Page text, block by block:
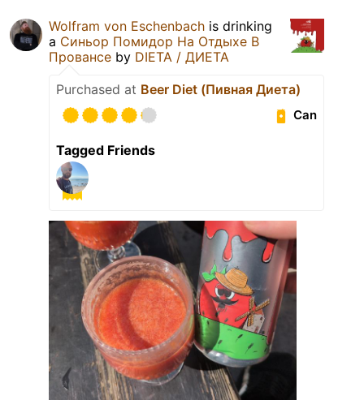
Wolfram von Eschenbach is drinking
a Синьор Помидор На Отдыхе В
Провансе by DIETA / ДИЕТА
Purchased at Beer Diet (Пивная Диета)
Can
Tagged Friends